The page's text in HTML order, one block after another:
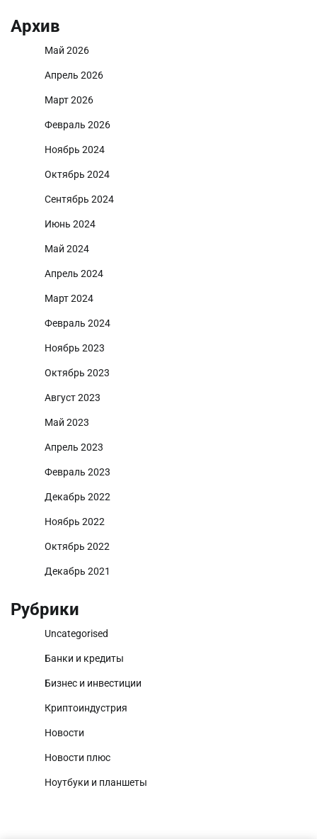
Архив
Май 2026
Апрель 2026
Март 2026
Февраль 2026
Ноябрь 2024
Октябрь 2024
Сентябрь 2024
Июнь 2024
Май 2024
Апрель 2024
Март 2024
Февраль 2024
Ноябрь 2023
Октябрь 2023
Август 2023
Май 2023
Апрель 2023
Февраль 2023
Декабрь 2022
Ноябрь 2022
Октябрь 2022
Декабрь 2021
Рубрики
Uncategorised
Банки и кредиты
Бизнес и инвестиции
Криптоиндустрия
Новости
Новости плюс
Ноутбуки и планшеты